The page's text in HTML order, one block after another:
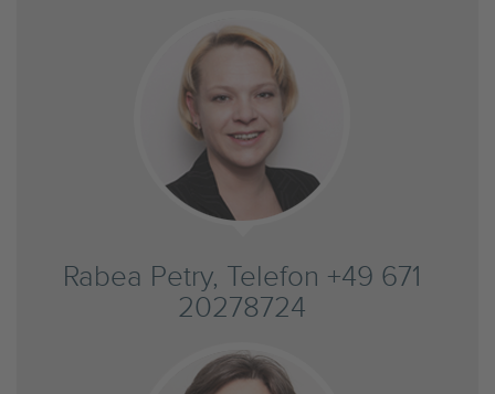
Rabea Petry, Telefon +49 671
20278724